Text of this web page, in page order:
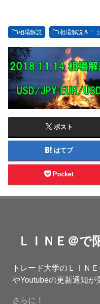
相場解説 相場解説＆ニ
ポスト
はてブ
Pocket
ＬＩＮＥ＠で
トレード大学のＬＩＮ
やYoutubeの更新通知が
さらに！